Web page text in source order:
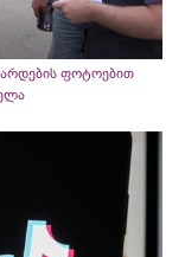
ფოტოებით